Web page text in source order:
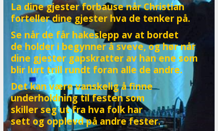
La dine gjester forbause når Christian
forteller dine gjester hva de tenker på.
Se når de får hakeslepp av at bordet
de holder i begynner å sveve, og hør når
dine gjester gapskratter av han ene som
blir lurt trill rundt foran alle de andre.
Det kan være vanskelig å finne
underholdning til festen som
skiller seg ut fra hva folk har
sett og opplevd på andre fester.